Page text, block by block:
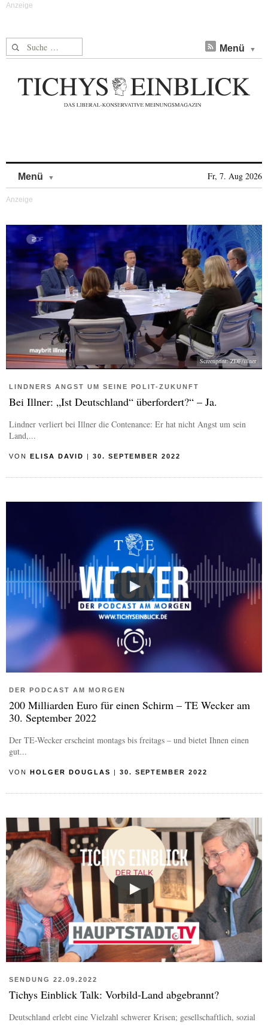
Suche nach: Menü
Menü Fr, 7. Aug 2026
Screenprint: ZDF/illner
LINDNERS ANGST UM SEINE POLIT-ZUKUNFT
Bei Illner: „Ist Deutschland“ überfordert?“ – Ja.
Lindner verliert bei Illner die Contenance: Er hat nicht Angst um sein
Land,...
VON ELISA DAVID | 30. SEPTEMBER 2022
DER PODCAST AM MORGEN
200 Milliarden Euro für einen Schirm – TE Wecker am
30. September 2022
Der TE-Wecker erscheint montags bis freitags – und bietet Ihnen einen
gut...
VON HOLGER DOUGLAS 30. SEPTEMBER 2022
SENDUNG 22.09.2022
Tichys Einblick Talk: Vorbild-Land abgebrannt?
Deutschland erlebt eine Vielzahl schwerer Krisen; gesellschaftlich, sozial